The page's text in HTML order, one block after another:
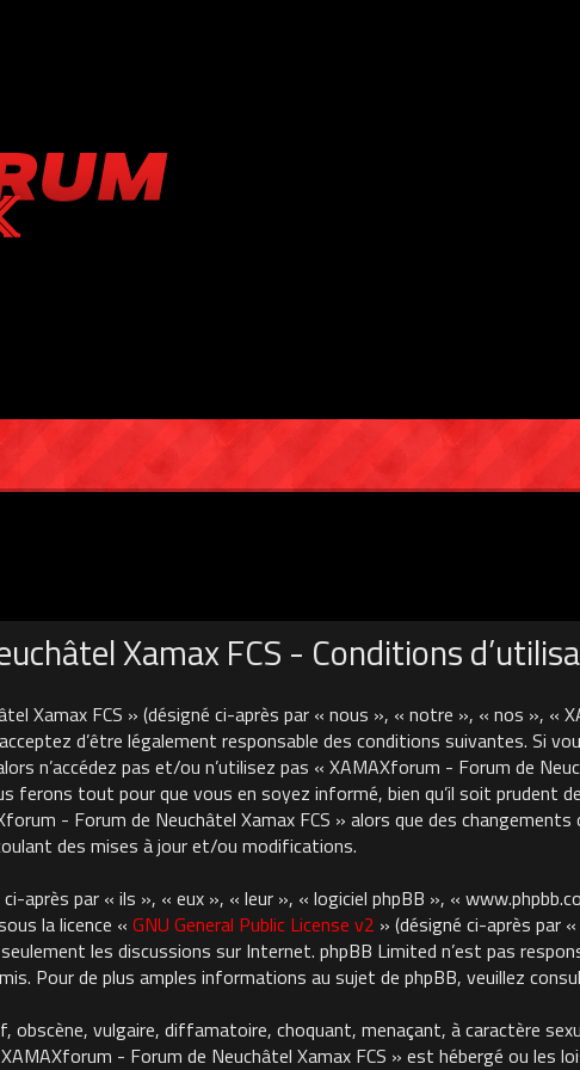
Xamax FCS - Conditions
Xamax FCS » (désigné ci-après par « nous », « notre », « nos », «
d’être légalement responsable des conditions suivantes. Si
n’accédez pas et/ou n’utilisez pas « XAMAXforum - Forum de
ferons tout pour que vous en soyez informé, bien qu’il soit prudent
- Forum de Neuchâtel Xamax FCS » alors que des
des mises à jour et/ou modifications.
après par « ils », « eux », « leur », « logiciel phpBB », «
la licence « GNU General Public License v2 » (désigné ci-après par
les discussions sur Internet. phpBB Limited n’est pas
Pour de plus amples informations au sujet de phpBB, veuillez
obscène, vulgaire, diffamatoire, choquant, menaçant, à caractère
- Forum de Neuchâtel Xamax FCS » est hébergé ou les